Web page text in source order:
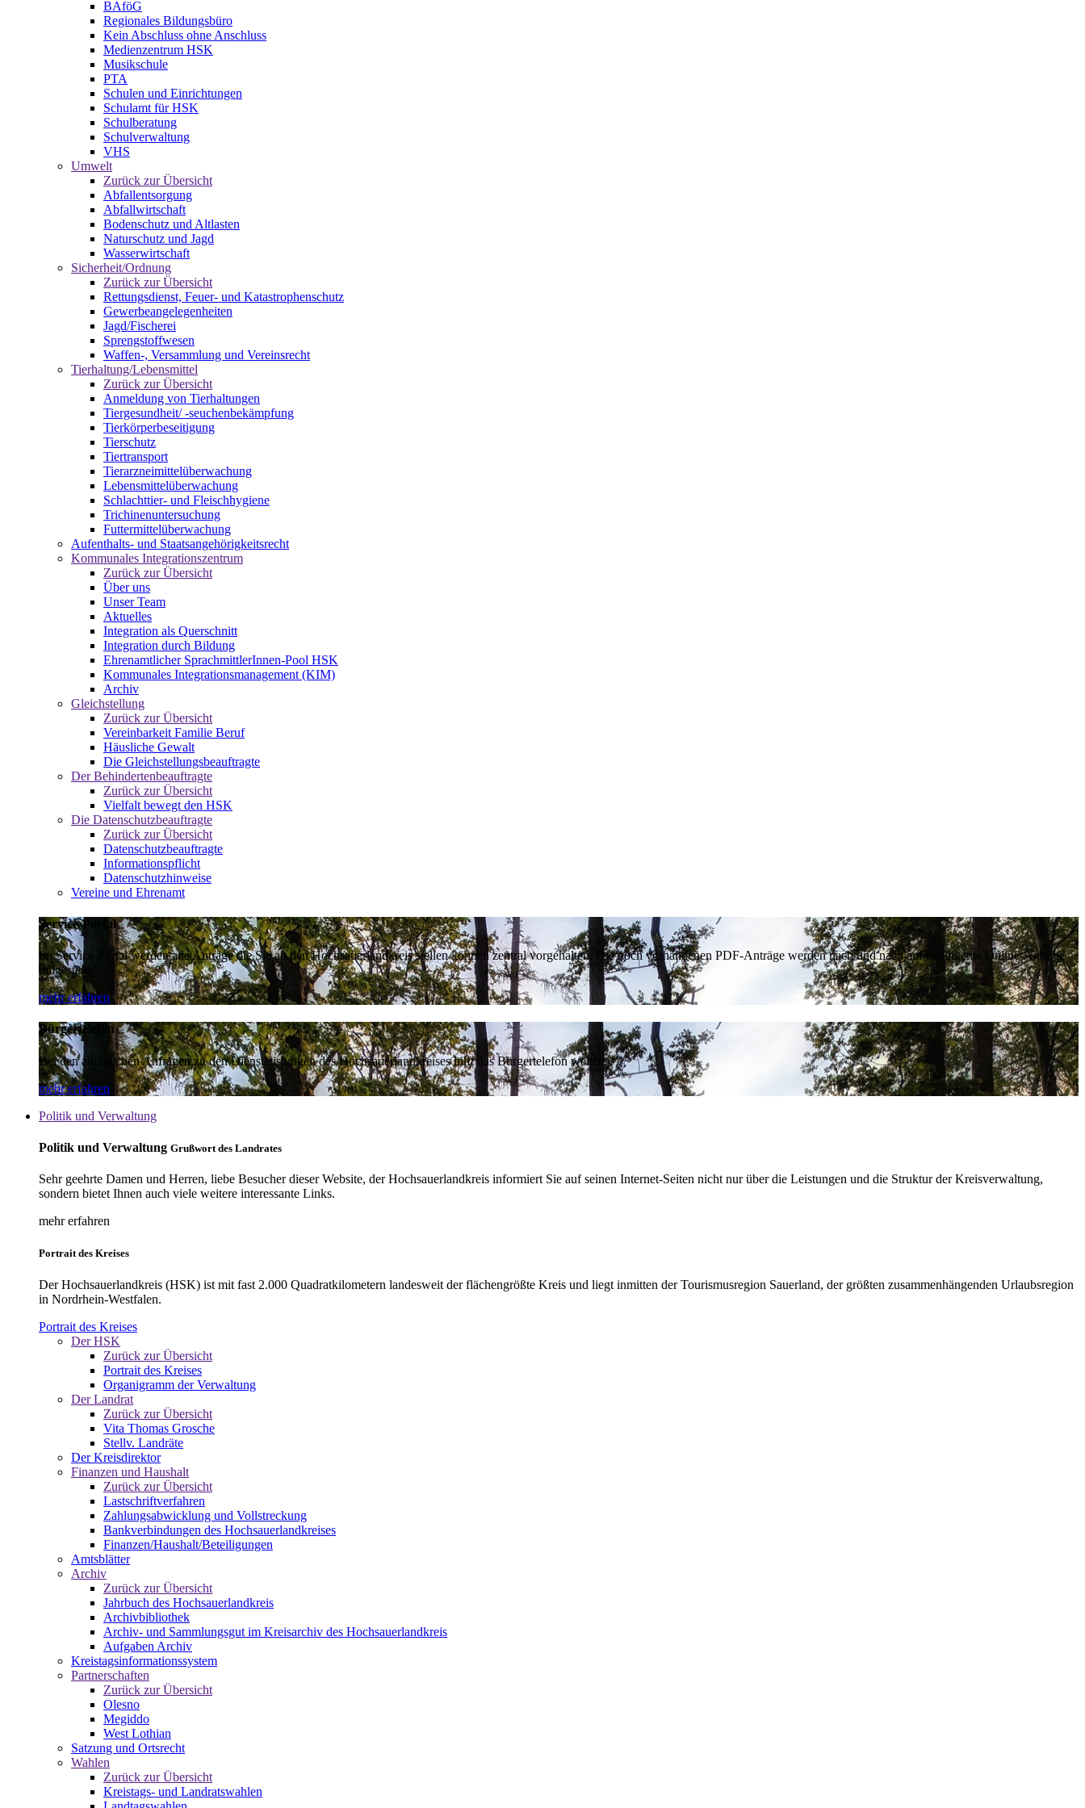
BAföG
Regionales Bildungsbüro
Kein Abschluss ohne Anschluss
Medienzentrum HSK
Musikschule
PTA
Schulen und Einrichtungen
Schulamt für HSK
Schulberatung
Schulverwaltung
VHS
Umwelt
Zurück zur Übersicht
Abfallentsorgung
Abfallwirtschaft
Bodenschutz und Altlasten
Naturschutz und Jagd
Wasserwirtschaft
Sicherheit/Ordnung
Zurück zur Übersicht
Rettungsdienst, Feuer- und Katastrophenschutz
Gewerbeangelegenheiten
Jagd/Fischerei
Sprengstoffwesen
Waffen-, Versammlung und Vereinsrecht
Tierhaltung/Lebensmittel
Zurück zur Übersicht
Anmeldung von Tierhaltungen
Tiergesundheit/ -seuchenbekämpfung
Tierkörperbeseitigung
Tierschutz
Tiertransport
Tierarzneimittelüberwachung
Lebensmittelüberwachung
Schlachttier- und Fleischhygiene
Trichinenuntersuchung
Futtermittelüberwachung
Aufenthalts- und Staatsangehörigkeitsrecht
Kommunales Integrationszentrum
Zurück zur Übersicht
Über uns
Unser Team
Aktuelles
Integration als Querschnitt
Integration durch Bildung
Ehrenamtlicher SprachmittlerInnen-Pool HSK
Kommunales Integrationsmanagement (KIM)
Archiv
Gleichstellung
Zurück zur Übersicht
Vereinbarkeit Familie Beruf
Häusliche Gewalt
Die Gleichstellungsbeauftragte
Der Behindertenbeauftragte
Zurück zur Übersicht
Vielfalt bewegt den HSK
Die Datenschutzbeauftragte
Zurück zur Übersicht
Datenschutzbeauftragte
Informationspflicht
Datenschutzhinweise
Vereine und Ehrenamt
Service-Portal
Im Service-Portal werden alle Anträge die Sie an den Hochsauerlandkreis stellen können zentral vorgehalten. Die noch vorhandenen PDF-Anträge werden nach und nach auf intelligente Online-Anträge
umgestellt.
mehr erfahren
Bürgertelefon
Bei den alltäglichen Anfragen zu den Dienstleistungen des Hochsauerlandkreises hilft das Bürgertelefon weiter.
mehr erfahren
Politik und Verwaltung
Politik und Verwaltung Grußwort des Landrates
Sehr geehrte Damen und Herren, liebe Besucher dieser Website, der Hochsauerlandkreis informiert Sie auf seinen Internet-Seiten nicht nur über die Leistungen und die Struktur der Kreisverwaltung,
sondern bietet Ihnen auch viele weitere interessante Links.
mehr erfahren
Portrait des Kreises
Der Hochsauerlandkreis (HSK) ist mit fast 2.000 Quadratkilometern landesweit der flächengrößte Kreis und liegt inmitten der Tourismusregion Sauerland, der größten zusammenhängenden Urlaubsregion
in Nordrhein-Westfalen.
Portrait des Kreises
Der HSK
Zurück zur Übersicht
Portrait des Kreises
Organigramm der Verwaltung
Der Landrat
Zurück zur Übersicht
Vita Thomas Grosche
Stellv. Landräte
Der Kreisdirektor
Finanzen und Haushalt
Zurück zur Übersicht
Lastschriftverfahren
Zahlungsabwicklung und Vollstreckung
Bankverbindungen des Hochsauerlandkreises
Finanzen/Haushalt/Beteiligungen
Amtsblätter
Archiv
Zurück zur Übersicht
Jahrbuch des Hochsauerlandkreis
Archivbibliothek
Archiv- und Sammlungsgut im Kreisarchiv des Hochsauerlandkreis
Aufgaben Archiv
Kreistagsinformationssystem
Partnerschaften
Zurück zur Übersicht
Olesno
Megiddo
West Lothian
Satzung und Ortsrecht
Wahlen
Zurück zur Übersicht
Kreistags- und Landratswahlen